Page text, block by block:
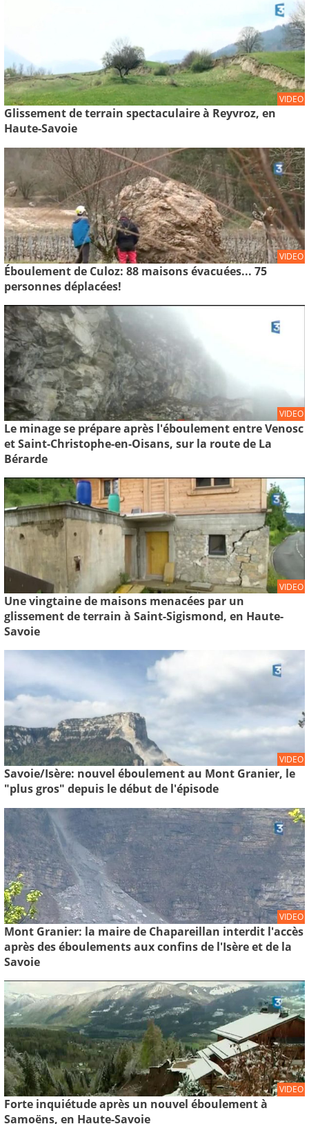
VIDEO
Glissement de terrain spectaculaire à Reyvroz, en
Haute-Savoie
VIDEO
Éboulement de Culoz: 88 maisons évacuées... 75
personnes déplacées!
VIDEO
Le minage se prépare après l'éboulement entre Venosc
et Saint-Christophe-en-Oisans, sur la route de La
Bérarde
VIDEO
Une vingtaine de maisons menacées par un
glissement de terrain à Saint-Sigismond, en Haute-
Savoie
VIDEO
Savoie/Isère: nouvel éboulement au Mont Granier, le
"plus gros" depuis le début de l'épisode
VIDEO
Mont Granier: la maire de Chapareillan interdit l'accès
après des éboulements aux confins de l'Isère et de la
Savoie
VIDEO
Forte inquiétude après un nouvel éboulement à
Samoëns, en Haute-Savoie